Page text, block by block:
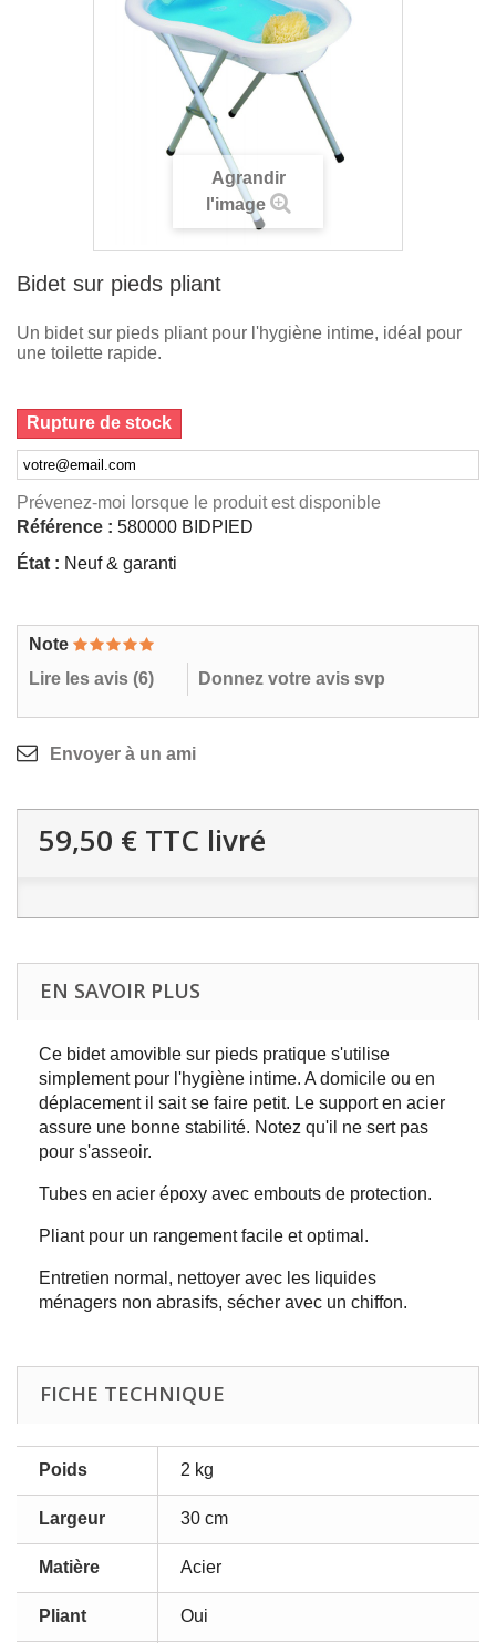
Agrandir
l'image
Bidet sur pieds pliant
Un bidet sur pieds pliant pour l'hygiène intime, idéal pour
une toilette rapide.
Rupture de stock
Prévenez-moi lorsque le produit est disponible
Référence : 580000 BIDPIED
État : Neuf & garanti
Note
Lire les avis (6) Donnez votre avis svp
Envoyer à un ami
59,50 € TTC livré
EN SAVOIR PLUS
Ce bidet amovible sur pieds pratique s'utilise
simplement pour l'hygiène intime. A domicile ou en
déplacement il sait se faire petit. Le support en acier
assure une bonne stabilité. Notez qu'il ne sert pas
pour s'asseoir.
Tubes en acier époxy avec embouts de protection.
Pliant pour un rangement facile et optimal.
Entretien normal, nettoyer avec les liquides
ménagers non abrasifs, sécher avec un chiffon.
FICHE TECHNIQUE
Poids 2 kg
Largeur 30 cm
Matière Acier
Pliant Oui